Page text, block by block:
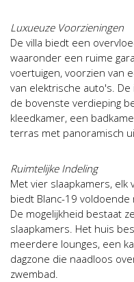
Luxueuze Voorzieningen
De villa biedt een
waaronder een ruime
voertuigen, voorzien van
van elektrische auto's.
de bovenste verdieping
kleedkamer, een
terras met panoramisch
Ruimtelijke Indeling
Met vier slaapkamers, elk
biedt Blanc-19
De mogelijkheid bestaat
slaapkamers. Het huis
meerdere lounges, een
dagzone die naadloos
zwembad.